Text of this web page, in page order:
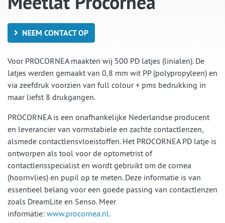
NEEM CONTACT OP
Voor PROCORNEA maakten wij 500 PD latjes (linialen). De
latjes werden gemaakt van 0,8 mm wit PP (polypropyleen) en
via zeefdruk voorzien van full colour + pms bedrukking in
maar liefst 8 drukgangen.
PROCORNEA is een onafhankelijke Nederlandse producent
en leverancier van vormstabiele en zachte contactlenzen,
alsmede contactlensvloeistoffen. Het PROCORNEA PD latje is
ontworpen als tool voor de optometrist of
contactlensspecialist en wordt gebruikt om de cornea
(hoornvlies) en pupil op te meten. Deze informatie is van
essentieel belang voor een goede passing van contactlenzen
zoals DreamLite en Senso. Meer
informatie: www.procornea.nl.